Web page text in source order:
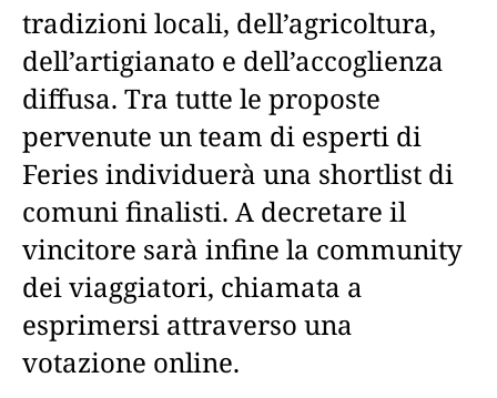
tradizioni locali, dell’agricoltura,
dell’artigianato e dell’accoglienza
diffusa. Tra tutte le proposte
pervenute un team di esperti di
Feries individuerà una shortlist di
comuni finalisti. A decretare il
vincitore sarà infine la community
dei viaggiatori, chiamata a
esprimersi attraverso una
votazione online.